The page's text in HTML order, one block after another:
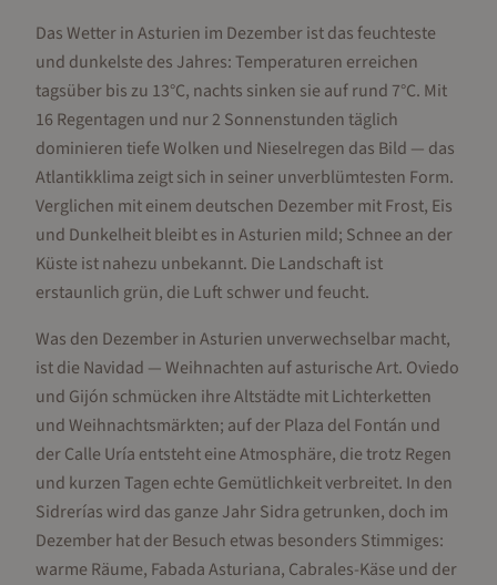
Das Wetter in Asturien im Dezember ist das feuchteste
und dunkelste des Jahres: Temperaturen erreichen
tagsüber bis zu 13°C, nachts sinken sie auf rund 7°C. Mit
16 Regentagen und nur 2 Sonnenstunden täglich
dominieren tiefe Wolken und Nieselregen das Bild — das
Atlantikklima zeigt sich in seiner unverblümtesten Form.
Verglichen mit einem deutschen Dezember mit Frost, Eis
und Dunkelheit bleibt es in Asturien mild; Schnee an der
Küste ist nahezu unbekannt. Die Landschaft ist
erstaunlich grün, die Luft schwer und feucht.
Was den Dezember in Asturien unverwechselbar macht,
ist die Navidad — Weihnachten auf asturische Art. Oviedo
und Gijón schmücken ihre Altstädte mit Lichterketten
und Weihnachtsmärkten; auf der Plaza del Fontán und
der Calle Uría entsteht eine Atmosphäre, die trotz Regen
und kurzen Tagen echte Gemütlichkeit verbreitet. In den
Sidrerías wird das ganze Jahr Sidra getrunken, doch im
Dezember hat der Besuch etwas besonders Stimmiges:
warme Räume, Fabada Asturiana, Cabrales-Käse und der